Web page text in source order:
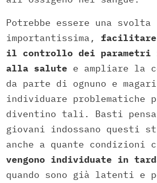
Potrebbe essere una svolta
importantissima,
facilitare
il controllo dei
alla salute e ampliare la
da parte di ognuno e magari
individuare problematiche
diventino tali. Basti
giovani indossano questi
anche a quante condizioni
vengono individuate in
quando sono già latenti e